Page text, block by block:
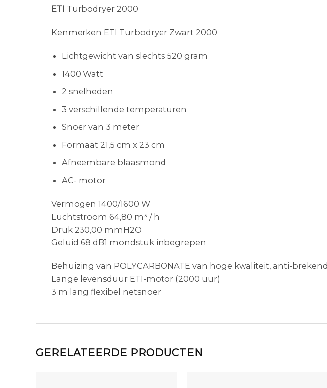
ETI Turbodryer 2000
Kenmerken ETI Turbodryer Zwart 2000
Lichtgewicht van slechts 520 gram
1400 Watt
2 snelheden
3 verschillende temperaturen
Snoer van 3 meter
Formaat 21,5 cm x 23 cm
Afneembare blaasmond
AC- motor
Vermogen 1400/1600 W
Luchtstroom 64,80 m³ / h
Druk 230,00 mmH2O
Geluid 68 dB1 mondstuk inbegrepen
Behuizing van POLYCARBONATE van hoge kwaliteit, anti-brekend
Lange levensduur ETI-motor (2000 uur)
3 m lang flexibel netsnoer
GERELATEERDE PRODUCTEN